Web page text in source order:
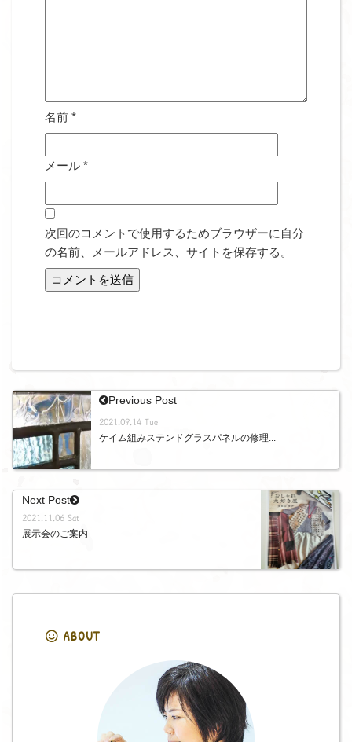
名前 *
メール *
次回のコメントで使用するためブラウザーに自分
の名前、メールアドレス、サイトを保存する。
Previous Post
2021.09.14 Tue
ケイム組みステンドグラスパネルの修理...
Next Post
2021.11.06 Sat
展示会のご案内
ABOUT